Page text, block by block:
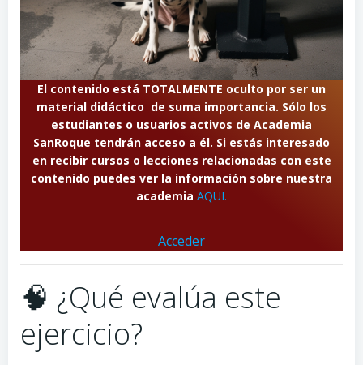
El contenido está TOTALMENTE oculto por ser un
material didáctico de suma importancia. Sólo los
estudiantes o usuarios activos de Academia
SanRoque tendrán acceso a él. Si estás interesado
en recibir cursos o lecciones relacionadas con este
contenido puedes ver la información sobre nuestra
academia AQUI.
Acceder
🧠 ¿Qué evalúa este
ejercicio?